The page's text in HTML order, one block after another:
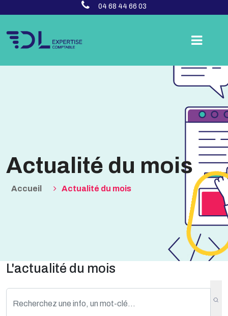
04 68 44 66 03
Actualité du mois
Accueil Actualité du mois
L'actualité du mois